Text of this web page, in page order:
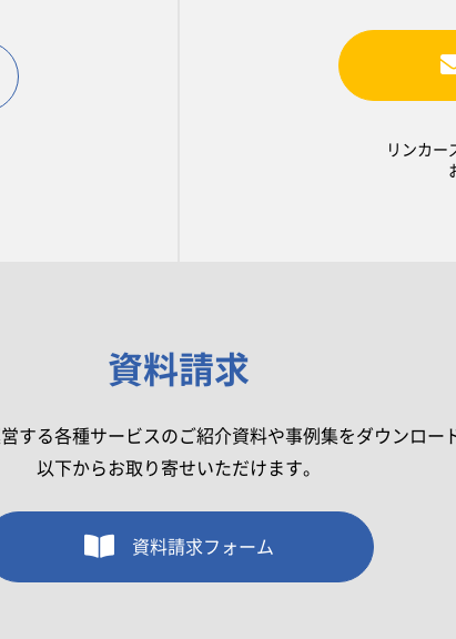
リンカー
資料請求
する各種サービスのご紹介資料や事例集をダウンロー
以下からお取り寄せいただけます。
資料請求フォーム